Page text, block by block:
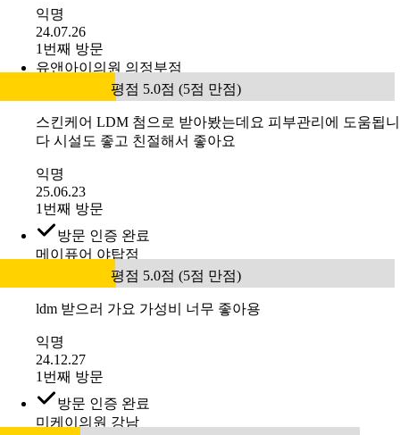
익명
24.07.26
1번째 방문
유앤아이의원 의정부점
평점 5.0점 (5점 만점)
스킨케어 LDM 첨으로 받아봤는데요 피부관리에 도움됩니
다 시설도 좋고 친절해서 좋아요
익명
25.06.23
1번째 방문
방문 인증 완료
메이퓨어 야탑점
평점 5.0점 (5점 만점)
ldm 받으러 가요 가성비 너무 좋아용
익명
24.12.27
1번째 방문
방문 인증 완료
미케이의원 강남